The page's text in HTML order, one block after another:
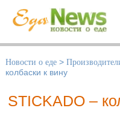
Новости о еде >
колбаски к вину
STICKADO –